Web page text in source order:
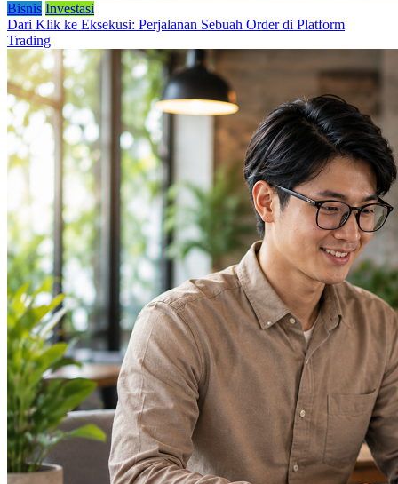
Bisnis Investasi
Dari Klik ke Eksekusi: Perjalanan Sebuah Order di Platform
Trading